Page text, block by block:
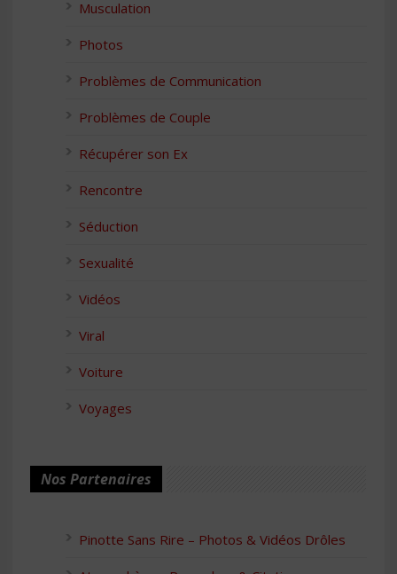
Musculation
Photos
Problèmes de Communication
Problèmes de Couple
Récupérer son Ex
Rencontre
Séduction
Sexualité
Vidéos
Viral
Voiture
Voyages
Nos Partenaires
Pinotte Sans Rire – Photos & Vidéos Drôles